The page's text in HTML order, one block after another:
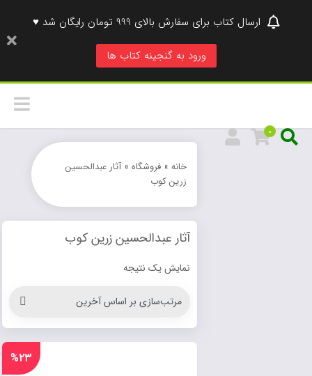
ارسال کتاب برای سفارش بالای 999 تومان رایگان شد ♥
ورود به گنجینه کتاب ها
خانه» فروشگاه» آثار عبدالحسین
زرین کوب
آثار عبدالحسین زرین کوب
نمایش یک نتیجه
%۲۳